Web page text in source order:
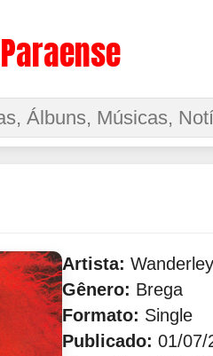
Paraense
Artista:
Gênero: Brega
Formato: Single
Publicado: 01/07/